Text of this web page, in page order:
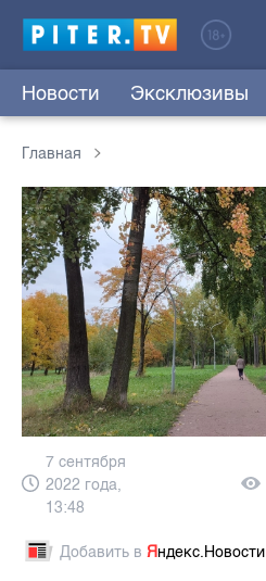
Новости Эксклюзивы
Главная
7 сентября
2022 года,
13:48
Добавить в Яндекс.Новости